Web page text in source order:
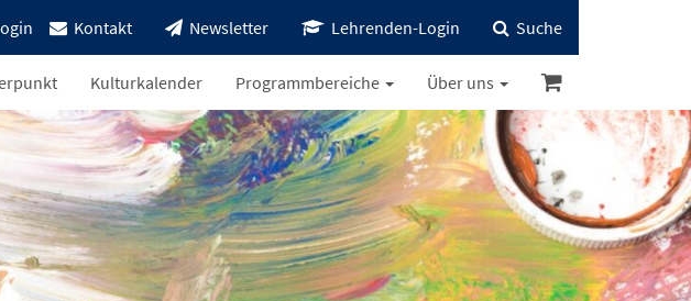
Kontakt Newsletter Lehrenden-Login Suche
Kulturkalender Programmbereiche Über uns